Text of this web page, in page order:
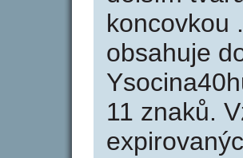
koncovkou
obsahuje
11 znaků.